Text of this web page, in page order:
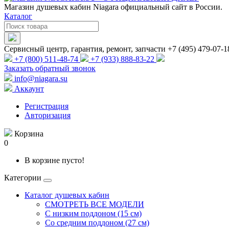
Магазин душевых кабин Niagara официальный сайт в России.
Каталог
Сервисный центр, гарантия, ремонт, запчасти +7 (495) 479-07-
+7 (800) 511-48-74
+7 (933) 888-83-22
Заказать обратный звонок
info@niagara.su
Аккаунт
Регистрация
Авторизация
Корзина
0
В корзине пусто!
Категории
Каталог душевых кабин
СМОТРЕТЬ ВСЕ МОДЕЛИ
С низким поддоном (15 см)
Со средним поддоном (27 см)